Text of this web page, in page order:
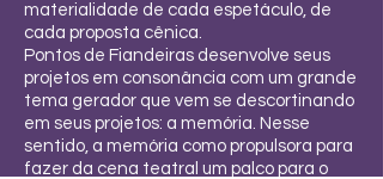
materialidade de cada espetáculo, de
cada proposta cênica.
Pontos de Fiandeiras desenvolve seus
projetos em consonância com um grande
tema gerador que vem se descortinando
em seus projetos: a memória. Nesse
sentido, a memória como propulsora para
fazer da cena teatral um palco para o